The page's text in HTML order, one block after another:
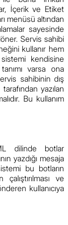
İçerik ve Etiket
menüsü altından
sayesinde
Servis sahibi
kullanır hem
kendisine
varsa ona
sahibinin dış
yazılan
Bu kullanım
dilinde botlar
yazdığı mesaja
bu botların
ve
kullanıcıya